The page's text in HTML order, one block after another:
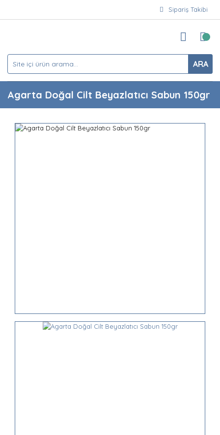
Sipariş Takibi
ARA
Agarta Doğal Cilt Beyazlatıcı Sabun 150gr